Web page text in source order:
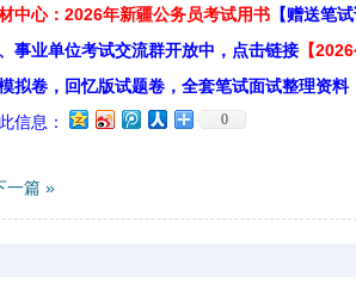
中心：2026年新疆公务员考试用书 【赠送笔
事业单位考试交流群开放中，点击链接 【
拟卷，回忆版试题卷，全套笔试面试整理资料
信息：
0
一篇 »